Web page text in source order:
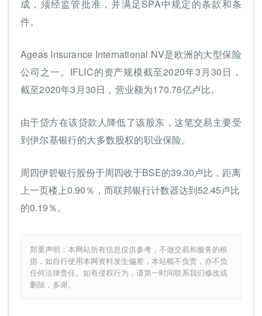
成，须经监管批准，并满足SPA中规定的条款和条
件。
Ageas Insurance International NV是欧洲的大型保险
公司之一。IFLIC的资产规模截至2020年3月30日，
截至2020年3月30日，营业额为170.76亿卢比。
由于贷方在该贷款人降低了该股东，这笔交易主要受
到伊尔基银行的大多数股权的职业保险。
周四伊碧银行股份于周四收于BSE的39.30卢比，距离
上一页楼上0.90％，而联邦银行计数器达到52.45卢比
的0.19％。
郑重声明：本网站所有信息仅供参考，不做交易和服务的根
据，如自行使用本网资料发生偏差，本站概不负责，亦不负
任何法律责任。如有侵权行为，请第一时间联系我们修改或
删除，多谢。